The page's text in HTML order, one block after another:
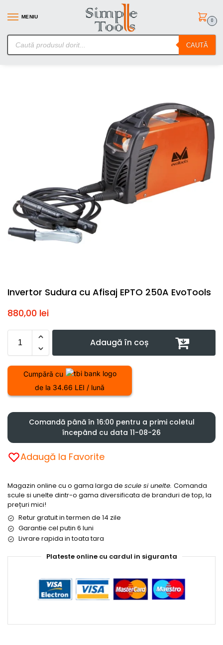
MENIU
CAUTĂ
0
SimpleTools.ro – Gasesti orice – Comanzi simplu
Prima pagină
Aparate de sudura Aparate de sudura tip Invertor MMA
Invertor Sudura cu Afisaj EPTO 250A EvoTools
880,00 lei
Adaugă în coș
Cumpără cu
de la 34.66 LEI / lună
Comandă până în 16:00 pentru a primi coletul
începând cu data 11-08-26
Adaugă la Favorite
Magazin online cu o gama larga de scule si unelte. Comanda
scule si unelte dintr-o gama diversificata de branduri de top, la
prețuri mici!
Retur gratuit in termen de 14 zile
Garantie cel putin 6 luni
Livrare rapida in toata tara
Plateste online cu cardul in siguranta